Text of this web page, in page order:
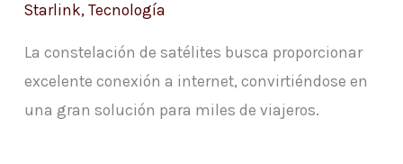
Starlink, Tecnología
La constelación de satélites busca proporcionar
excelente conexión a internet, convirtiéndose en
una gran solución para miles de viajeros.